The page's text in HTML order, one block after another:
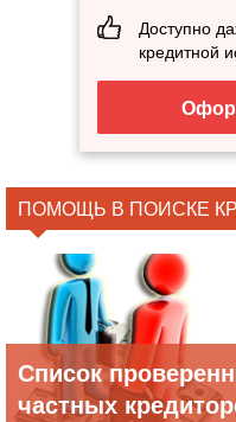
Доступно
кредитной
ПОМОЩЬ В ПОИСКЕ
Список
частных